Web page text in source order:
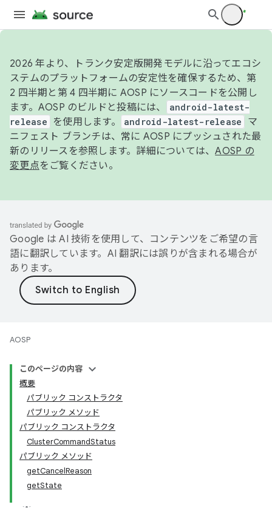
2026 年より、トランク安定版開発モデルに沿ってエコシ
ステムのプラットフォームの安定性を確保するため、第
2 四半期と第 4 四半期に AOSP にソースコードを公開し
ます。AOSP のビルドと投稿には、
android-latest-
release
を使用します。 android-latest-release
マ
ニフェスト ブランチは、常に AOSP にプッシュされた最
新のリリースを参照します。詳細については、AOSP の
変更点をご覧ください。
Google は AI 技術を使用して、コンテンツをご希望の言
語に翻訳しています。AI 翻訳には誤りが含まれる場合が
あります。
AOSP
このページの内容
概要
パブリック コンストラクタ
パブリック メソッド
パブリック コンストラクタ
ClusterCommandStatus
パブリック メソッド
getCancelReason
getState